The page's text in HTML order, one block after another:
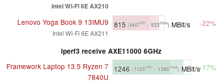
Intel Wi-Fi 6E AX210
Lenovo Yoga Book 9 13IMU9
Intel Wi-Fi 6E AX211
815 (660min - 933max) MBit/s -22%
iperf3 receive AXE11000 6GHz
Framework Laptop 13.5 Ryzen 7
7840U
1246 (1020min - 1386max)MBit/s+17%